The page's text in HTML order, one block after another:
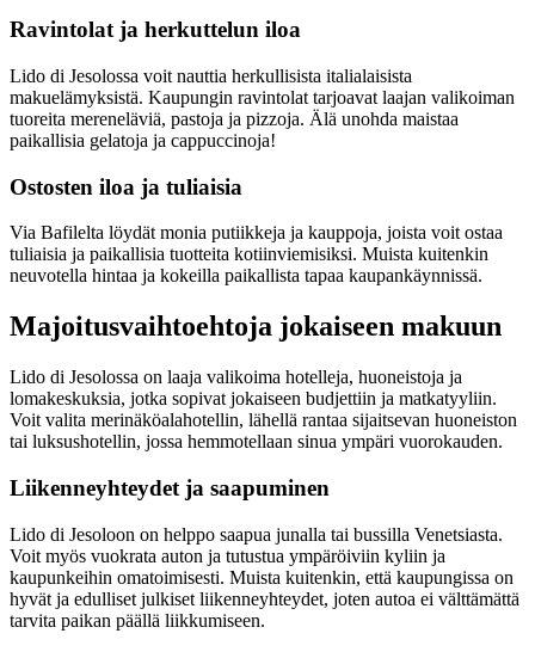
Ravintolat ja herkuttelun iloa
Lido di Jesolossa voit nauttia herkullisista italialaisista
makuelämyksistä. Kaupungin ravintolat tarjoavat laajan valikoiman
tuoreita mereneläviä, pastoja ja pizzoja. Älä unohda maistaa
paikallisia gelatoja ja cappuccinoja!
Ostosten iloa ja tuliaisia
Via Bafilelta löydät monia putiikkeja ja kauppoja, joista voit ostaa
tuliaisia ja paikallisia tuotteita kotiinviemisiksi. Muista kuitenkin
neuvotella hintaa ja kokeilla paikallista tapaa kaupankäynnissä.
Majoitusvaihtoehtoja jokaiseen makuun
Lido di Jesolossa on laaja valikoima hotelleja, huoneistoja ja
lomakeskuksia, jotka sopivat jokaiseen budjettiin ja matkatyyliin.
Voit valita merinäköalahotellin, lähellä rantaa sijaitsevan huoneiston
tai luksushotellin, jossa hemmotellaan sinua ympäri vuorokauden.
Liikenneyhteydet ja saapuminen
Lido di Jesoloon on helppo saapua junalla tai bussilla Venetsiasta.
Voit myös vuokrata auton ja tutustua ympäröiviin kyliin ja
kaupunkeihin omatoimisesti. Muista kuitenkin, että kaupungissa on
hyvät ja edulliset julkiset liikenneyhteydet, joten autoa ei välttämättä
tarvita paikan päällä liikkumiseen.